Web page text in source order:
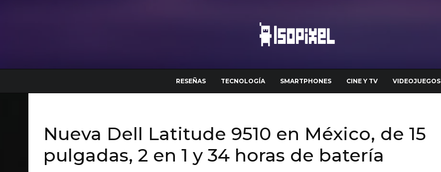
RESEÑAS TECNOLOGÍA SMARTPHONES CINE Y TV VIDEOJUEGOS
Nueva Dell Latitude 9510 en México, de 15
pulgadas, 2 en 1 y 34 horas de batería